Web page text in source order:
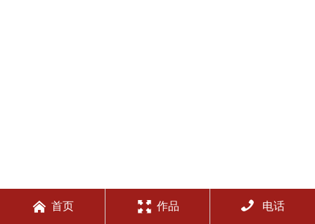
 首页  作品  电话